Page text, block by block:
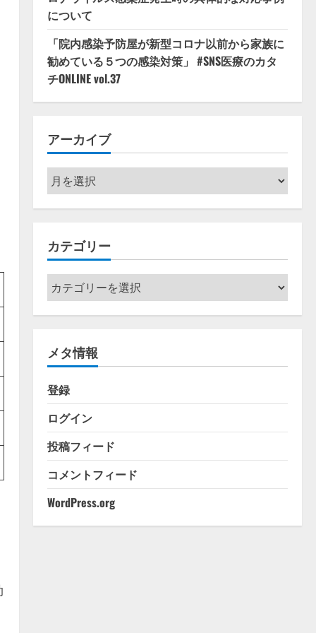
について
「院内感染予防屋が新型コロナ以前から家族に
勧めている５つの感染対策」 #SNS医療のカタ
チONLINE vol.37
アーカイブ
ア
ー
カ
ブ
カテゴリー
カ
テ
ゴ
ー
メタ情報
登録
ログイン
投稿フィード
コメントフィード
WordPress.org